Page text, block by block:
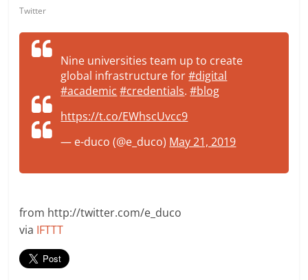
Twitter
Nine universities team up to create
global infrastructure for#digital
#academic #credentials.#blog
https://t.co/EWhscUvcc9
— e-duco (@e_duco) May 21, 2019
from http://twitter.com/e_duco
via IFTTT